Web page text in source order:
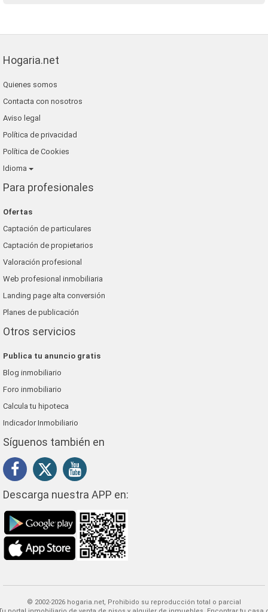
Hogaria.net
Quienes somos
Contacta con nosotros
Aviso legal
Política de privacidad
Política de Cookies
Idioma
Para profesionales
Ofertas
Captación de particulares
Captación de propietarios
Valoración profesional
Web profesional inmobiliaria
Landing page alta conversión
Planes de publicación
Otros servicios
Publica tu anuncio gratis
Blog inmobiliario
Foro inmobiliario
Calcula tu hipoteca
Indicador Inmobiliario
Síguenos también en
Descarga nuestra APP en:
© 2002-2026 hogaria.net, Prohibido su reproducción total o parcial